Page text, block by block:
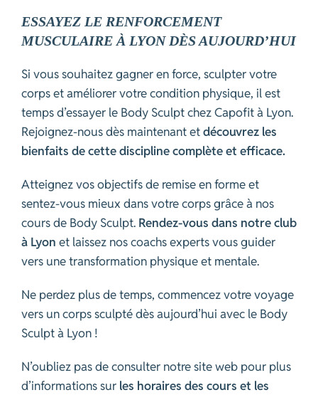
ESSAYEZ LE RENFORCEMENT
MUSCULAIRE À LYON DÈS AUJOURD’HUI
Si vous souhaitez gagner en force, sculpter votre
corps et améliorer votre condition physique, il est
temps d’essayer le Body Sculpt chez Capofit à Lyon.
Rejoignez-nous dès maintenant etdécouvrez les
bienfaits de cette discipline complète et efficace.
Atteignez vos objectifs de remise en forme et
sentez-vous mieux dans votre corps grâce à nos
cours de Body Sculpt. Rendez-vous dans notre club
à Lyon et laissez nos coachs experts vous guider
vers une transformation physique et mentale.
Ne perdez plus de temps, commencez votre voyage
vers un corps sculpté dès aujourd’hui avec le Body
Sculpt à Lyon !
N’oubliez pas de consulter notre site web pour plus
d’informations sur les horaires des cours et les